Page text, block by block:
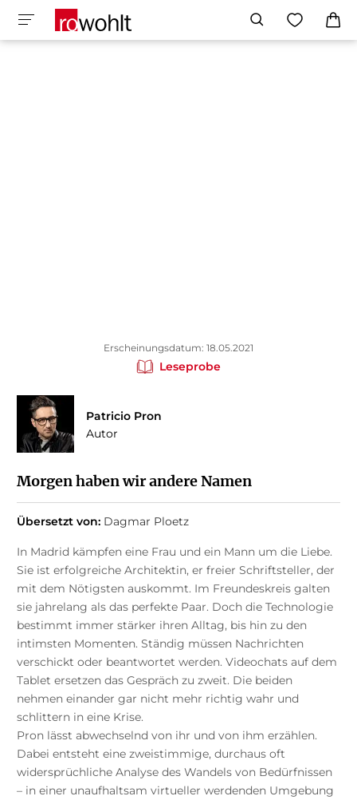
Erscheinungsdatum: 18.05.2021
Leseprobe
Patricio Pron
Autor
Morgen haben wir andere Namen
Übersetzt von: Dagmar Ploetz
In Madrid kämpfen eine Frau und ein Mann um die Liebe.
Sie ist erfolgreiche Architektin, er freier Schriftsteller, der
mit dem Nötigsten auskommt. Im Freundeskreis galten
sie jahrelang als das perfekte Paar. Doch die Technologie
bestimmt immer stärker ihren Alltag, bis hin zu den
intimsten Momenten. Ständig müssen Nachrichten
verschickt oder beantwortet werden. Videochats auf dem
Tablet ersetzen das Gespräch zu zweit. Die beiden
nehmen einander gar nicht mehr richtig wahr und
schlittern in eine Krise.
Pron lässt abwechselnd von ihr und von ihm erzählen.
Dabei entsteht eine zweistimmige, durchaus oft
widersprüchliche Analyse des Wandels von Bedürfnissen
– in einer unaufhaltsam virtueller werdenden Umgebung